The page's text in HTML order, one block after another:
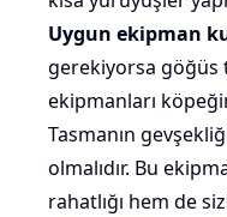
Uygun ekipman
gerekiyorsa göğüs
ekipmanları
Tasmanın
olmalıdır. Bu
rahatlığı hem de